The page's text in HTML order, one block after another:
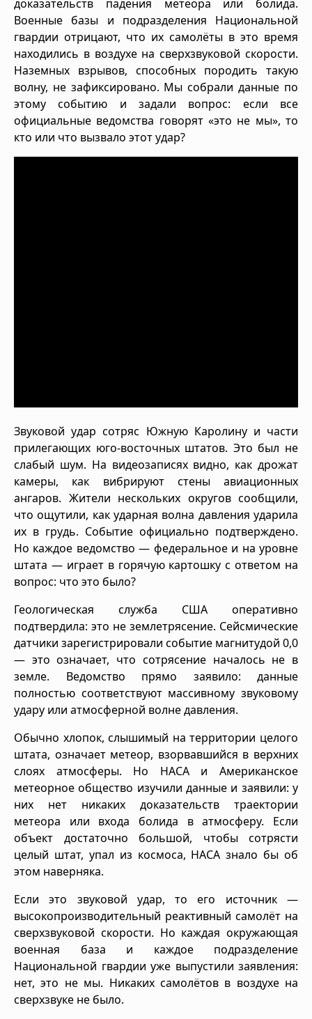
доказательств падения метеора или болида.
Военные базы и подразделения Национальной
гвардии отрицают, что их самолёты в это время
находились в воздухе на сверхзвуковой скорости.
Наземных взрывов, способных породить такую
волну, не зафиксировано. Мы собрали данные по
этому событию и задали вопрос: если все
официальные ведомства говорят «это не мы», то
кто или что вызвало этот удар?
Звуковой удар сотряс Южную Каролину и части
прилегающих юго-восточных штатов. Это был не
слабый шум. На видеозаписях видно, как дрожат
камеры, как вибрируют стены авиационных
ангаров. Жители нескольких округов сообщили,
что ощутили, как ударная волна давления ударила
их в грудь. Событие официально подтверждено.
Но каждое ведомство — федеральное и на уровне
штата — играет в горячую картошку с ответом на
вопрос: что это было?
Геологическая служба США оперативно
подтвердила: это не землетрясение. Сейсмические
датчики зарегистрировали событие магнитудой 0,0
— это означает, что сотрясение началось не в
земле. Ведомство прямо заявило: данные
полностью соответствуют массивному звуковому
удару или атмосферной волне давления.
Обычно хлопок, слышимый на территории целого
штата, означает метеор, взорвавшийся в верхних
слоях атмосферы. Но НАСА и Американское
метеорное общество изучили данные и заявили: у
них нет никаких доказательств траектории
метеора или входа болида в атмосферу. Если
объект достаточно большой, чтобы сотрясти
целый штат, упал из космоса, НАСА знало бы об
этом наверняка.
Если это звуковой удар, то его источник —
высокопроизводительный реактивный самолёт на
сверхзвуковой скорости. Но каждая окружающая
военная база и каждое подразделение
Национальной гвардии уже выпустили заявления:
нет, это не мы. Никаких самолётов в воздухе на
сверхзвуке не было.